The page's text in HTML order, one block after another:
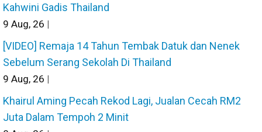
Kahwini Gadis Thailand
9 Aug, 26 |
[VIDEO] Remaja 14 Tahun Tembak Datuk dan Nenek
Sebelum Serang Sekolah Di Thailand
9 Aug, 26 |
Khairul Aming Pecah Rekod Lagi, Jualan Cecah RM2
Juta Dalam Tempoh 2 Minit